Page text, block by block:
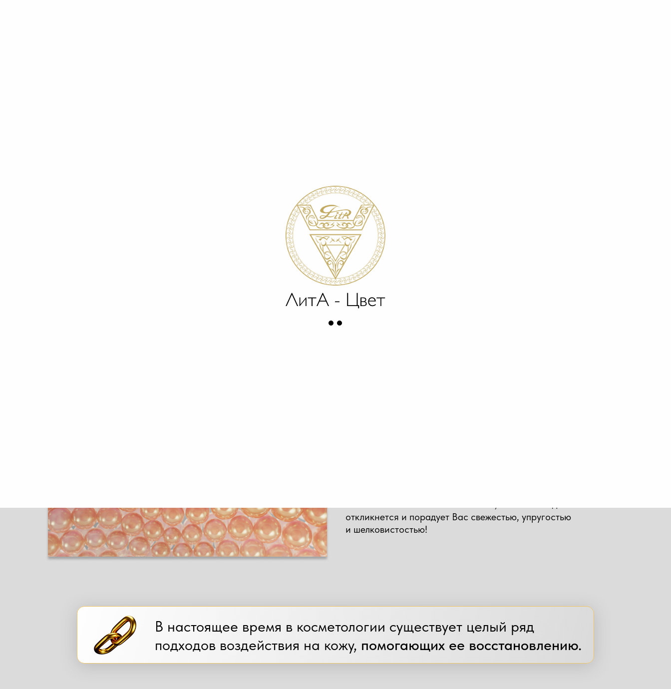
Известно, что состояние кожного покрова зависит напрямую
В коже идет непрерывный процесс разрушения и синтеза
волокон и клеток — именно так наша кожа обновляется.
откликнется и порадует Вас свежестью, упругостью
и шелковистостью!
В настоящее время в косметологии существует целый ряд
подходов воздействия на кожу, помогающих ее восстановлению.